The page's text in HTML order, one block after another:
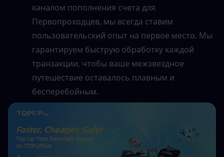
каналом пополнения счета для
Первопроходцев, мы всегда ставим
пользовательский опыт на первое место. Мы
гарантируем быструю обработку каждой
транзакции, чтобы ваше межзвездное
путешествие оставалось плавным и
бесперебойным.